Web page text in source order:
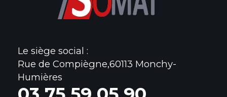
Le siège social :
Rue de Compiègne,60113 Monchy-
Humières